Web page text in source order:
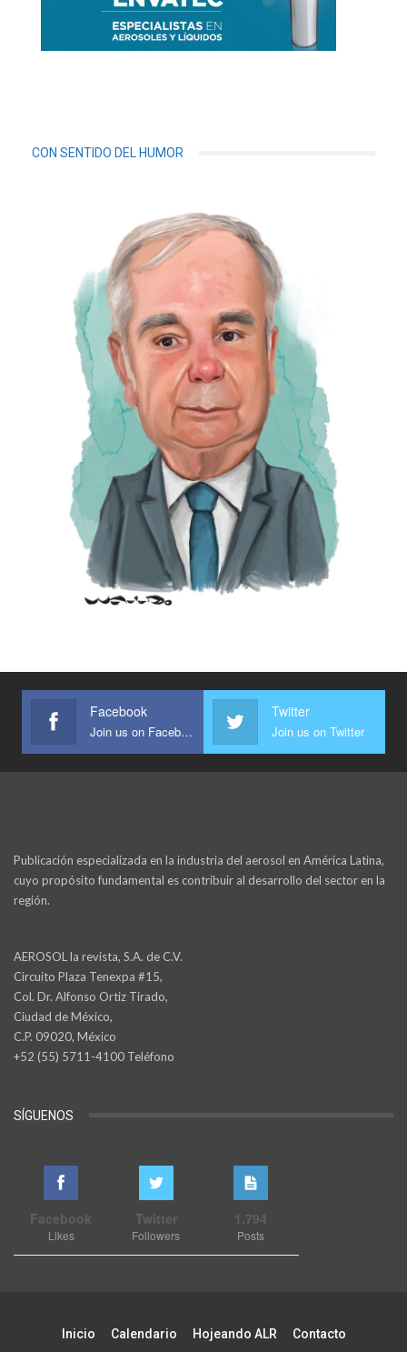
CON SENTIDO DEL HUMOR
Facebook
Join us on Facebook
Twitter
Join us on Twitter
Publicación especializada en la industria del aerosol en América Latina,
cuyo propósito fundamental es contribuir al desarrollo del sector en la
región.
AEROSOL la revista, S.A. de C.V.
Circuito Plaza Tenexpa #15,
Col. Dr. Alfonso Ortiz Tirado,
Ciudad de México,
C.P. 09020, México
+52 (55) 5711-4100 Teléfono
SÍGUENOS
Facebook
Likes
Twitter
Followers
1,794
Posts
Inicio Calendario Hojeando ALR Contacto